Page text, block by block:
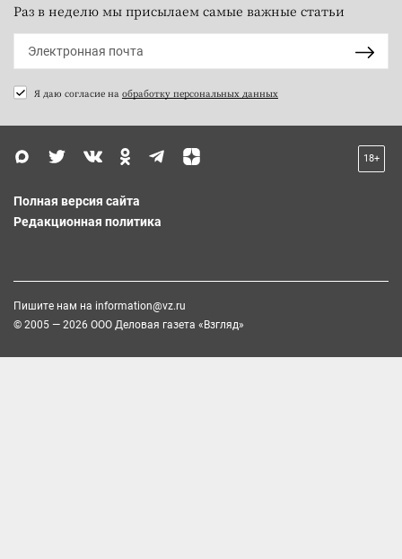
Раз в неделю мы присылаем самые важные статьи
Я даю согласие на обработку персональных данных
18+
Полная версия сайта
Редакционная политика
Пишите нам на information@vz.ru
© 2005 — 2026 ООО Деловая газета «Взгляд»